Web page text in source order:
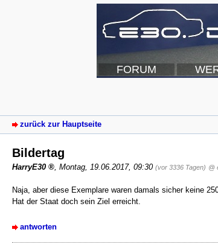
FORUM
zurück zur Hauptseite
Bildertag
HarryE30 Montag, 19.06.2017, 09:30 (vor 3336 Tagen) @
Naja, aber diese Exemplare waren damals sicher keine
Hat der Staat doch sein Ziel erreicht.
antworten